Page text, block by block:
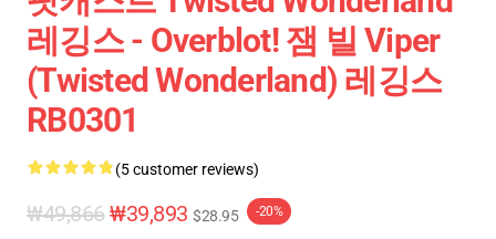
레깅스 - Overblot! 잼 빌 Viper
(Twisted Wonderland) 레깅스
RB0301
(5 customer reviews)
₩49,866₩39,893 $28.95 -20%